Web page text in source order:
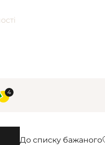
До списку бажаного